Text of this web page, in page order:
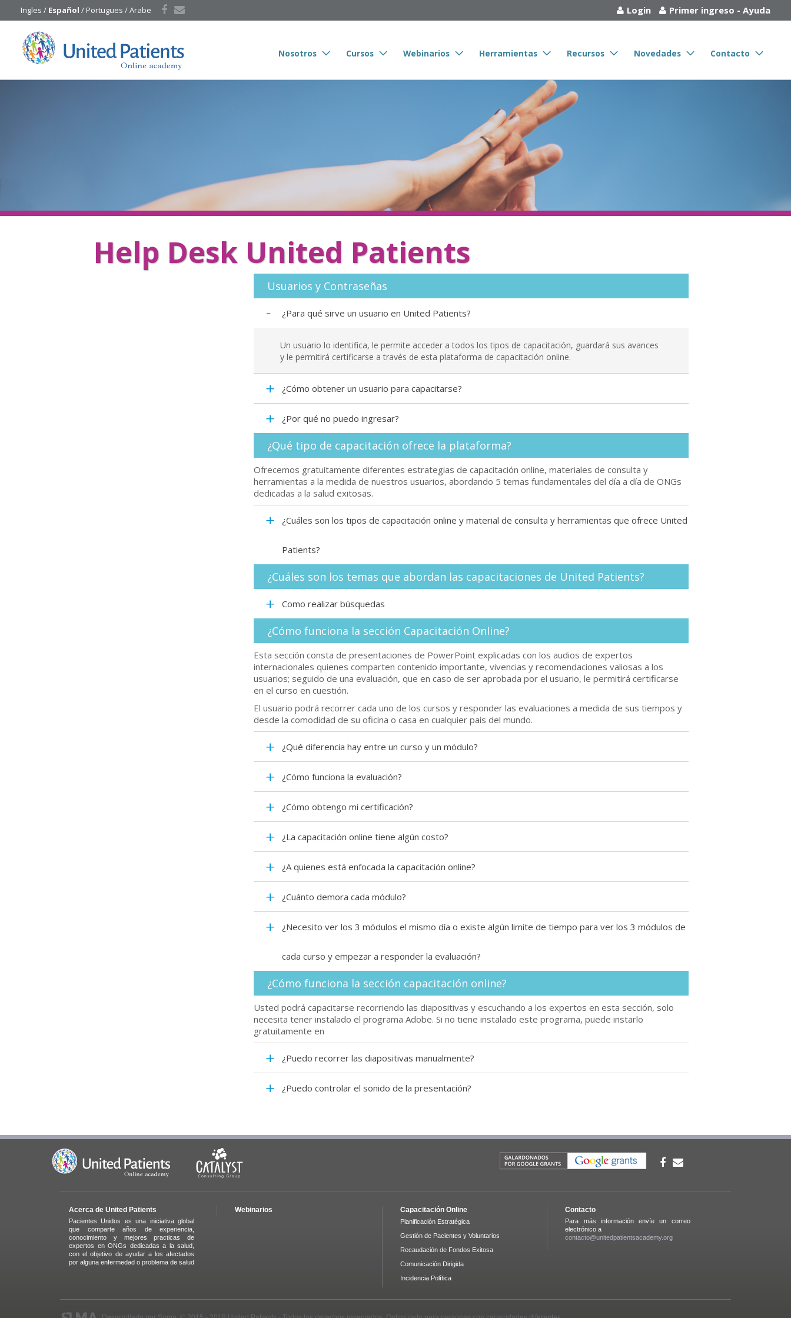
Ingles / Español / Portugues / Arabe Login Primer ingreso - Ayuda
Nosotros Cursos Webinarios Herramientas Recursos Novedades Contacto
Help Desk United Patients
Usuarios y Contraseñas
¿Para qué sirve un usuario en United Patients?
Un usuario lo identifica, le permite acceder a todos los tipos de capacitación, guardará sus avances
y le permitirá certificarse a través de esta plataforma de capacitación online.
¿Cómo obtener un usuario para capacitarse?
¿Por qué no puedo ingresar?
¿Qué tipo de capacitación ofrece la plataforma?
Ofrecemos gratuitamente diferentes estrategias de capacitación online, materiales de consulta y
herramientas a la medida de nuestros usuarios, abordando 5 temas fundamentales del día a día de ONGs
dedicadas a la salud exitosas.
¿Cuáles son los tipos de capacitación online y material de consulta y herramientas que ofrece United
Patients?
¿Cuáles son los temas que abordan las capacitaciones de United Patients?
Como realizar búsquedas
¿Cómo funciona la sección Capacitación Online?
Esta sección consta de presentaciones de PowerPoint explicadas con los audios de expertos
internacionales quienes comparten contenido importante, vivencias y recomendaciones valiosas a los
usuarios; seguido de una evaluación, que en caso de ser aprobada por el usuario, le permitirá certificarse
en el curso en cuestión.
El usuario podrá recorrer cada uno de los cursos y responder las evaluaciones a medida de sus tiempos y
desde la comodidad de su oficina o casa en cualquier país del mundo.
¿Qué diferencia hay entre un curso y un módulo?
¿Cómo funciona la evaluación?
¿Cómo obtengo mi certificación?
¿La capacitación online tiene algún costo?
¿A quienes está enfocada la capacitación online?
¿Cuánto demora cada módulo?
¿Necesito ver los 3 módulos el mismo día o existe algún limite de tiempo para ver los 3 módulos de
cada curso y empezar a responder la evaluación?
¿Cómo funciona la sección capacitación online?
Usted podrá capacitarse recorriendo las diapositivas y escuchando a los expertos en esta sección, solo
necesita tener instalado el programa Adobe. Si no tiene instalado este programa, puede instarlo
gratuitamente en
¿Puedo recorrer las diapositivas manualmente?
¿Puedo controlar el sonido de la presentación?
Acerca de United Patients
Pacientes Unidos es una iniciativa global
que comparte años de experiencia,
conocimiento y mejores practicas de
expertos en ONGs dedicadas a la salud,
con el objetivo de ayudar a los afectados
por alguna enfermedad o problema de salud
Webinarios Capacitación Online
Planificación Estratégica
Gestión de Pacientes y Voluntarios
Recaudación de Fondos Exitosa
Comunicación Dirigida
Incidencia Política
Contacto
Para más información envíe un correo
electrónico a
contacto@unitedpatientsacademy.org